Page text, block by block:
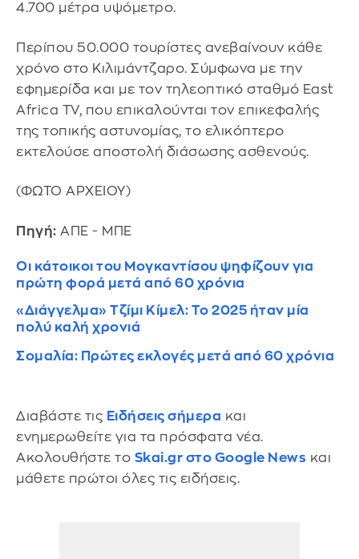
4.700 μέτρα υψόμετρο.
Περίπου 50.000 τουρίστες ανεβαίνουν κάθε
χρόνο στο Κιλιμάντζαρο. Σύμφωνα με την
εφημερίδα και με τον τηλεοπτικό σταθμό East
Africa TV, που επικαλούνται τον επικεφαλής
της τοπικής αστυνομίας, το ελικόπτερο
εκτελούσε αποστολή διάσωσης ασθενούς.
(ΦΩΤΟ ΑΡΧΕΙΟΥ)
Πηγή: ΑΠΕ - ΜΠΕ
Οι κάτοικοι του Μογκαντίσου ψηφίζουν για
πρώτη φορά μετά από 60 χρόνια
«Διάγγελμα» Τζίμι Κίμελ: Το 2025 ήταν μία
πολύ καλή χρονιά
Σομαλία: Πρώτες εκλογές μετά από 60 χρόνια
Διαβάστε τις Ειδήσεις σήμερα και
ενημερωθείτε για τα πρόσφατα νέα.
Ακολουθήστε το Skai.gr στο Google News και
μάθετε πρώτοι όλες τις ειδήσεις.